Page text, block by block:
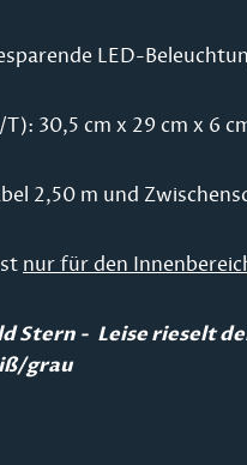
LED-
30,5 cm x 29 cm x 6
2,50 m und
nur für den
Stern - Leise rieselt
grau